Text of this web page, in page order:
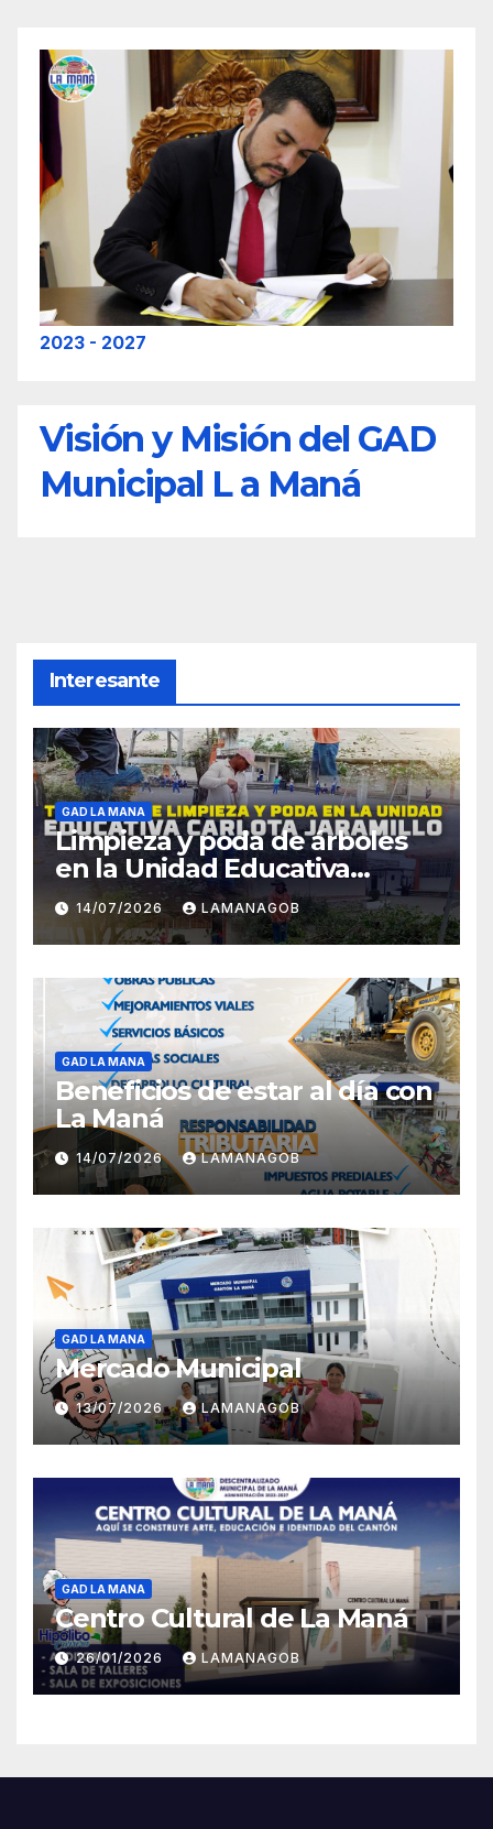
2023 - 2027
Visión y Misión del GAD
Municipal L a Maná
Interesante
GAD LA MANA
Limpieza y poda de árboles
en la Unidad Educativa
Carlota Jaramillo
14/07/2026 LAMANAGOB
GAD LA MANA
Beneficios de estar al día con
La Maná
14/07/2026 LAMANAGOB
GAD LA MANA
Mercado Municipal
13/07/2026 LAMANAGOB
GAD LA MANA
Centro Cultural de La Maná
26/01/2026 LAMANAGOB